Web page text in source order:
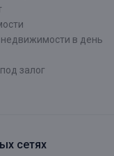
в день
залог
сетях